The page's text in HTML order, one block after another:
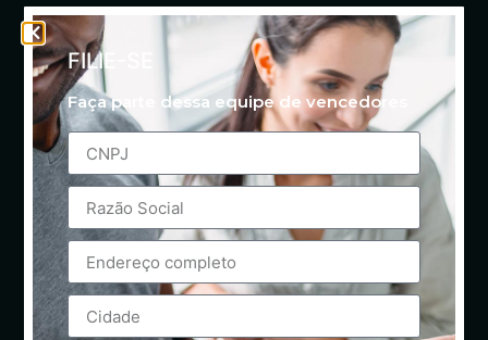
FILIE-SE
Faça parte dessa equipe de vencedores